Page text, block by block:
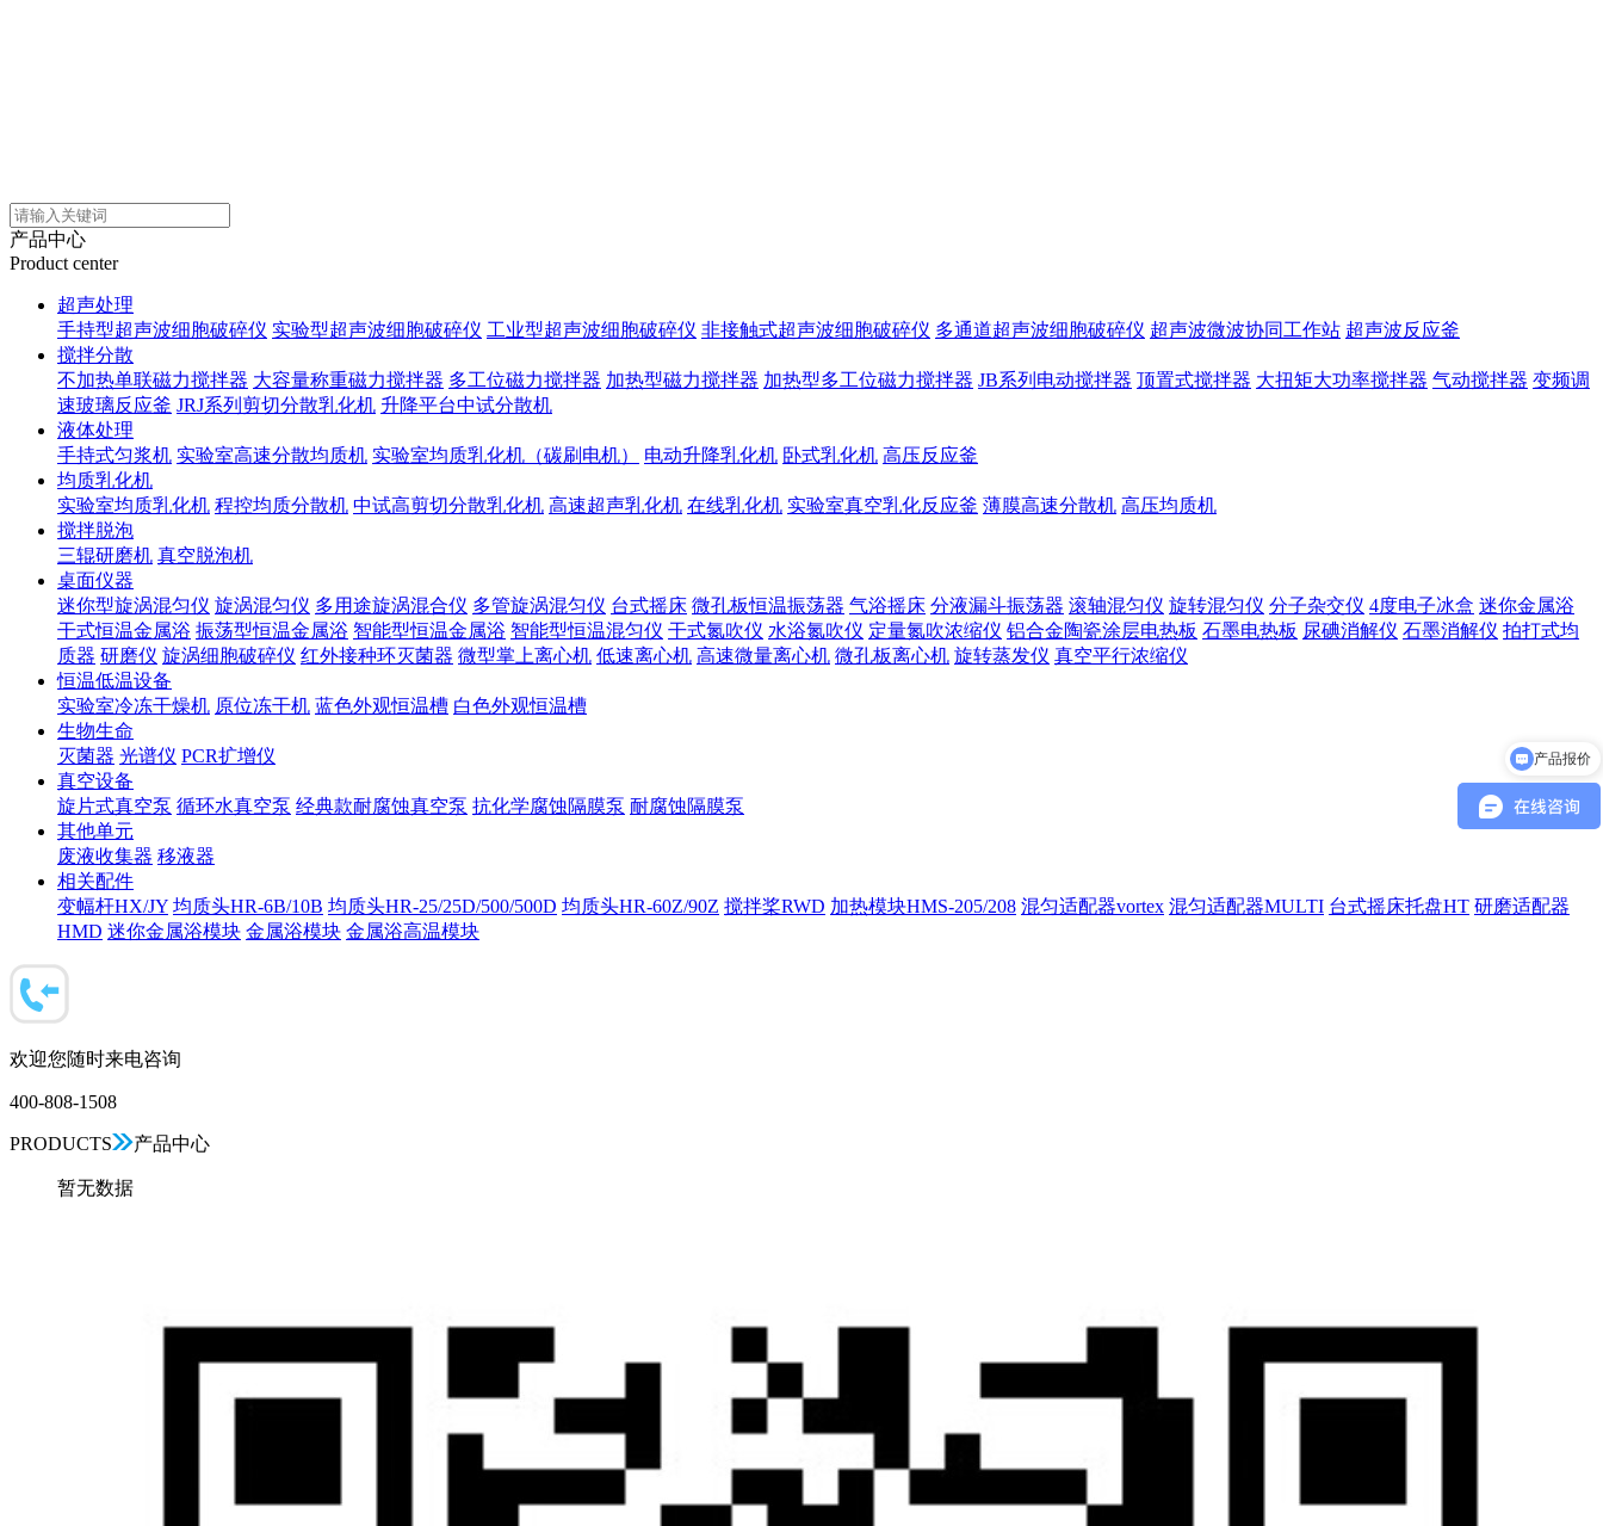
产品中心
Product center
超声处理
手持型超声波细胞破碎仪 实验型超声波细胞破碎仪 工业型超声波细胞破碎仪 非接触式超声波细胞破碎仪 多通道超声波细胞破碎仪 超声波微波协同工作站 超声波反应釜
搅拌分散
不加热单联磁力搅拌器 大容量称重磁力搅拌器 多工位磁力搅拌器 加热型磁力搅拌器 加热型多工位磁力搅拌器 JB系列电动搅拌器 顶置式搅拌器 大扭矩大功率搅拌器 气动搅拌器 变频调
速玻璃反应釜 JRJ系列剪切分散乳化机 升降平台中试分散机
液体处理
手持式匀浆机 实验室高速分散均质机 实验室均质乳化机（碳刷电机） 电动升降乳化机 卧式乳化机 高压反应釜
均质乳化机
实验室均质乳化机 程控均质分散机 中试高剪切分散乳化机 高速超声乳化机 在线乳化机 实验室真空乳化反应釜 薄膜高速分散机 高压均质机
搅拌脱泡
三辊研磨机 真空脱泡机
桌面仪器
迷你型旋涡混匀仪 旋涡混匀仪 多用途旋涡混合仪 多管旋涡混匀仪 台式摇床 微孔板恒温振荡器 气浴摇床 分液漏斗振荡器 滚轴混匀仪 旋转混匀仪 分子杂交仪 4度电子冰盒 迷你金属浴
干式恒温金属浴 振荡型恒温金属浴 智能型恒温金属浴 智能型恒温混匀仪 干式氮吹仪 水浴氮吹仪 定量氮吹浓缩仪 铝合金陶瓷涂层电热板 石墨电热板 尿碘消解仪 石墨消解仪 拍打式均
质器 研磨仪 旋涡细胞破碎仪 红外接种环灭菌器 微型掌上离心机 低速离心机 高速微量离心机 微孔板离心机 旋转蒸发仪 真空平行浓缩仪
恒温低温设备
实验室冷冻干燥机 原位冻干机 蓝色外观恒温槽 白色外观恒温槽
生物生命
灭菌器 光谱仪 PCR扩增仪
真空设备
旋片式真空泵 循环水真空泵 经典款耐腐蚀真空泵 抗化学腐蚀隔膜泵 耐腐蚀隔膜泵
其他单元
废液收集器 移液器
相关配件
变幅杆HX/JY 均质头HR-6B/10B 均质头HR-25/25D/500/500D 均质头HR-60Z/90Z 搅拌桨RWD 加热模块HMS-205/208 混匀适配器vortex 混匀适配器MULTI 台式摇床托盘HT 研磨适配器
HMD 迷你金属浴模块 金属浴模块 金属浴高温模块
欢迎您随时来电咨询
400-808-1508
PRODUCTS 产品中心
暂无数据
产品参数